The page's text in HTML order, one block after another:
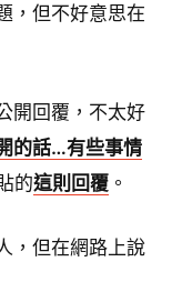
，但不好意思在
開回覆，不太好
的話…有些事情
的這則回覆 。
，但在網路上說